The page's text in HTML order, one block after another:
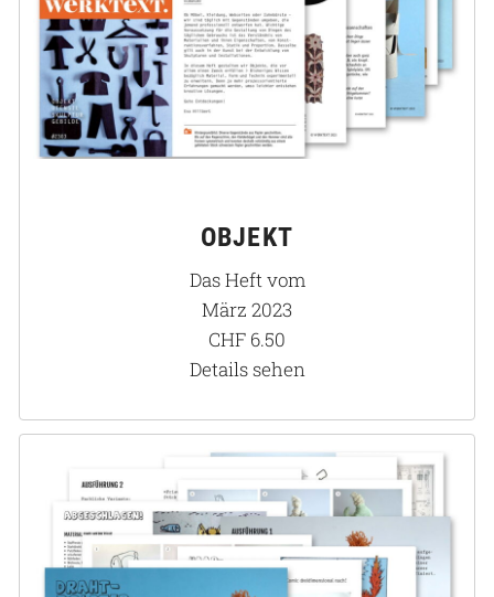
OBJEKT
Das Heft vom
März 2023
CHF 6.50
Details sehen